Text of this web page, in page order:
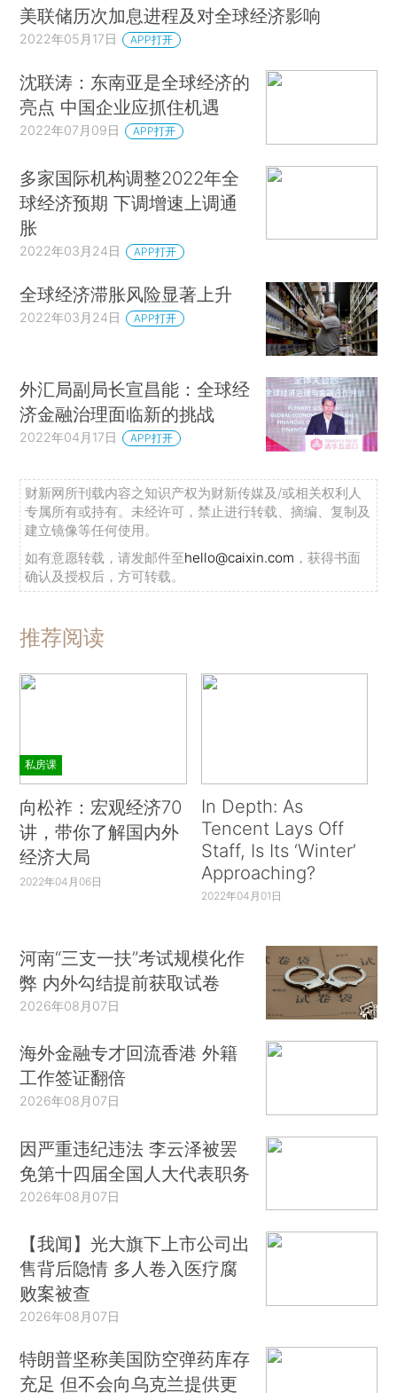
美联储历次加息进程及对全球经济影响
2022年05月17日 APP打开
沈联涛：东南亚是全球经济的
亮点 中国企业应抓住机遇
2022年07月09日 APP打开
多家国际机构调整2022年全
球经济预期 下调增速上调通
胀
2022年03月24日 APP打开
全球经济滞胀风险显著上升
2022年03月24日 APP打开
外汇局副局长宣昌能：全球经
济金融治理面临新的挑战
2022年04月17日 APP打开
财新网所刊载内容之知识产权为财新传媒及/或相关权利人
专属所有或持有。未经许可，禁止进行转载、摘编、复制及
建立镜像等任何使用。
如有意愿转载，请发邮件至hello@caixin.com ，获得书面
确认及授权后，方可转载。
推荐阅读
私房课
向松祚：宏观经济70
讲，带你了解国内外
经济大局
2022年04月06日
In Depth: As
Tencent Lays Off
Staff, Is Its ‘Winter’
Approaching?
2022年04月01日
河南“三支一扶”考试规模化作
弊 内外勾结提前获取试卷
2026年08月07日
海外金融专才回流香港 外籍
工作签证翻倍
2026年08月07日
因严重违纪违法 李云泽被罢
免第十四届全国人大代表职务
2026年08月07日
【我闻】光大旗下上市公司出
售背后隐情 多人卷入医疗腐
败案被查
2026年08月07日
特朗普坚称美国防空弹药库存
充足 但不会向乌克兰提供更